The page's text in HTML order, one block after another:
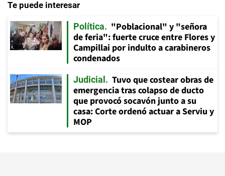
Te puede interesar
Política
"Poblacional" y "señora
de feria": fuerte cruce entre Flores y
Campillai por indulto a carabineros
condenados
Judicial
Tuvo que costear obras de
emergencia tras colapso de ducto
que provocó socavón junto a su
casa: Corte ordenó actuar a Serviu y
MOP